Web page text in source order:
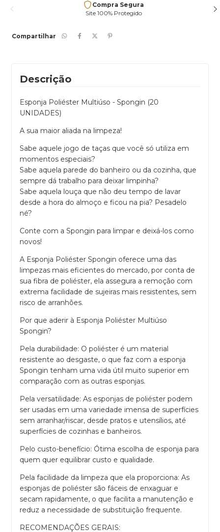
Compra Segura
Site 100% Protegido
Compartilhar
Descrição
Esponja Poliéster Multiúso - Spongin (20
UNIDADES)
A sua maior aliada na limpeza!
Sabe aquele jogo de taças que você só utiliza em
momentos especiais?
Sabe aquela parede do banheiro ou da cozinha, que
sempre dá trabalho para deixar limpinha?
Sabe aquela louça que não deu tempo de lavar
desde a hora do almoço e ficou na pia? Pesadelo
né?
Conte com a Spongin para limpar e deixá-los como
novos!
A Esponja Poliéster Spongin oferece uma das
limpezas mais eficientes do mercado, por conta de
sua fibra de poliéster, ela assegura a remoção com
extrema facilidade de sujeiras mais resistentes, sem
risco de arranhões.
Por que aderir à Esponja Poliéster Multiúso
Spongin?
Pela durabilidade: O poliéster é um material
resistente ao desgaste, o que faz com a esponja
Spongin tenham uma vida útil muito superior em
comparação com as outras esponjas.
Pela versatilidade: As esponjas de poliéster podem
ser usadas em uma variedade imensa de superfícies
sem arranhar/riscar, desde pratos e utensílios, até
superfícies de cozinhas e banheiros.
Pelo custo-benefício: Ótima escolha de esponja para
quem quer equilibrar custo e qualidade.
Pela facilidade da limpeza que ela proporciona: As
esponjas de poliéster são fáceis de enxaguar e
secam rapidamente, o que facilita a manutenção e
reduz a necessidade de substituição frequente.
RECOMENDAÇÕES GERAIS: